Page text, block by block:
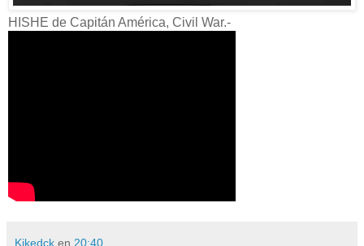
HISHE de Capitán América, Civil War.-
Kikedck en 20:40